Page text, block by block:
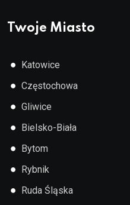
Twoje Miasto
● Katowice
● Częstochowa
● Gliwice
● Bielsko-Biała
● Bytom
● Rybnik
● Ruda Śląska